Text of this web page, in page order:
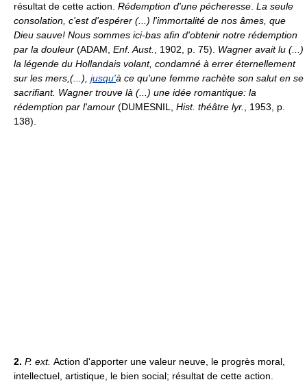
résultat de cette action. Rédemption d'une pécheresse La seule
consolation, c'est d'espérer (...) l'immortalité de nos âmes, que
Dieu sauve! Nous sommes ici-bas afin d'obtenir notre rédemption
par la douleur (ADAM, Enf. Aust. , 1902, p. 75). Wagner avait lu (...)
la légende du Hollandais volant, condamné à errer éternellement
sur les mers,(...), jusqu'à ce qu'une femme rachète son salut en se
sacrifiant. Wagner trouve là (...) une idée romantique: la
rédemption par l'amour (DUMESNIL, Hist. théâtre lyr.
, 1953, p.
138).
2. P. ext. Action d'apporter une valeur neuve, le progrès moral,
intellectuel, artistique, le bien social; résultat de cette action.